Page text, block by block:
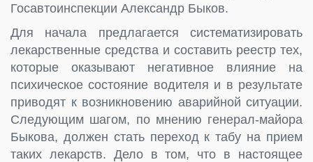
Госавтоинспекции Александр Быков.
Для начала предлагается систематизировать
лекарственные средства и составить реестр тех,
которые оказывают негативное влияние на
психическое состояние водителя и в результате
приводят к возникновению аварийной ситуации.
Следующим шагом, по мнению генерал-майора
Быкова, должен стать переход к табу на прием
таких лекарств. Дело в том, что в настоящее